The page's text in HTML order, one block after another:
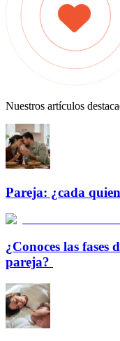
Nuestros artículos
Pareja: ¿cada
¿Conoces las fases
pareja?